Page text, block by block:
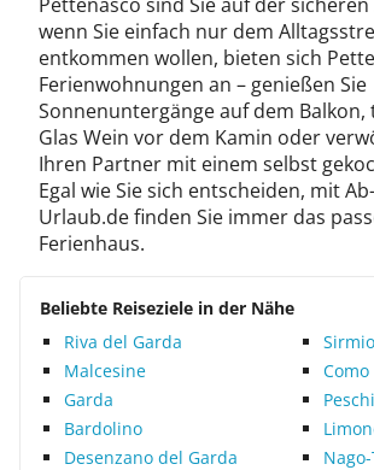
wenn Sie einfach nur dem
entkommen wollen, bieten sich
Ferienwohnungen an – genießen Sie
Sonnenuntergänge auf dem Balkon,
Glas Wein vor dem Kamin oder
Ihren Partner mit einem selbst
Egal wie Sie sich entscheiden, mit
Urlaub.de finden Sie immer das
Ferienhaus.
Beliebte Reiseziele in der Nähe
Riva del Garda
Malcesine
Como
Garda
Bardolino
Desenzano del Garda